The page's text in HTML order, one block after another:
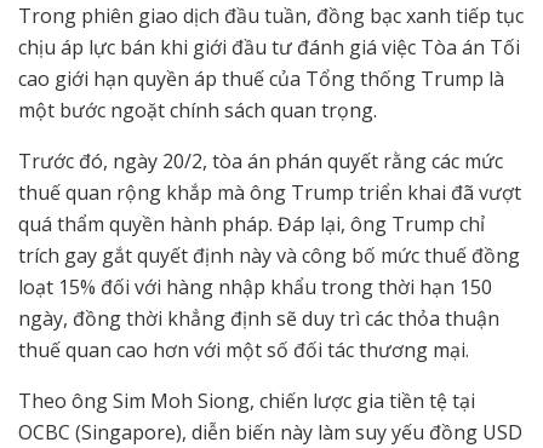
Trong phiên giao dịch đầu tuần, đồng bạc xanh tiếp tục
chịu áp lực bán khi giới đầu tư đánh giá việc Tòa án Tối
cao giới hạn quyền áp thuế của Tổng thống Trump là
một bước ngoặt chính sách quan trọng.
Trước đó, ngày 20/2, tòa án phán quyết rằng các mức
thuế quan rộng khắp mà ông Trump triển khai đã vượt
quá thẩm quyền hành pháp. Đáp lại, ông Trump chỉ
trích gay gắt quyết định này và công bố mức thuế đồng
loạt 15% đối với hàng nhập khẩu trong thời hạn 150
ngày, đồng thời khẳng định sẽ duy trì các thỏa thuận
thuế quan cao hơn với một số đối tác thương mại.
Theo ông Sim Moh Siong, chiến lược gia tiền tệ tại
OCBC (Singapore), diễn biến này làm suy yếu đồng USD